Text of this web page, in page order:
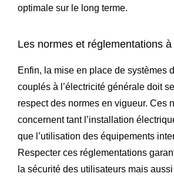
optimale sur le long terme.
Les normes et réglementations
Enfin, la mise en place de systèmes
couplés à l’électricité générale doit
respect des normes en vigueur. Ces
concernent tant l’installation
que l’utilisation des équipements
Respecter ces réglementations
la sécurité des utilisateurs mais